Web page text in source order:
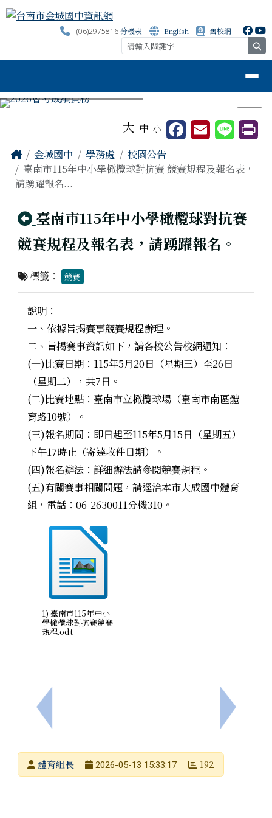
跳至主內容區
台南市金城國中資訊網
(06)2975816分機表 English 舊校網
⏸
大 中 小
主內容區域
Home
金城國中 學務處
校園公告
臺南市115年中小學橄欖球對抗賽 競賽規程及報名表，
請踴躍報名...
回上頁
臺南市115年中小學橄欖球對抗賽
競賽規程及報名表，請踴躍報名。
標籤： 競賽
上一筆：「臺南市115年中小學柔道對抗賽」競賽規
說明：
一、依據旨揭賽事競賽規程辦理。
二、旨揭賽事資訊如下，請各校公告校網週知：
(一)比賽日期：115年5月20日（星期三）至26日
（星期二），共7日。
(二)比賽地點：臺南市立橄欖球場（臺南市南區體
育路10號）。
(三)報名期間：即日起至115年5月15日（星期五）
下午17時止（寄達收件日期）。
(四)報名辦法：詳細辦法請參閱競賽規程。
(五)有關賽事相關問題，請逕洽本市大成國中體育
組，電話：06-2630011分機310。
1) 臺南市115年中小
學橄欖球對抗賽競賽
規程.odt
下一筆：
發布者體育組長
2026-05-13 15:33:17 192
頁尾區域